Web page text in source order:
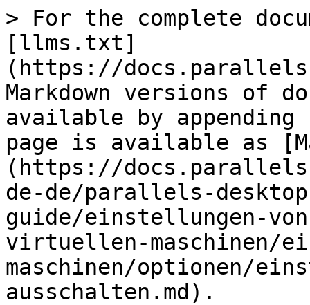
> For the complete
[llms.txt]
(https://
Markdown versions of
available by
page is available as
(https://
de-de/parallels-
guide/einstellungen-
virtuellen-maschinen/
maschinen/optionen/
ausschalten.md).